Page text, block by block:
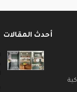
أحدث المقالات